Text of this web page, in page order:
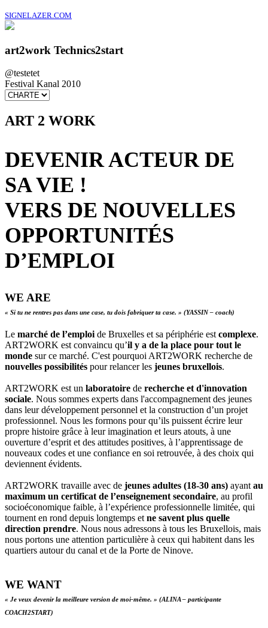
SIGNELAZER.COM
art2work Technics2start
@testetet
Festival Kanal 2010
ART 2 WORK
DEVENIR ACTEUR DE
SA VIE !
VERS DE NOUVELLES
OPPORTUNITÉS
D’EMPLOI
WE ARE
« Si tu ne rentres pas dans une case, tu dois fabriquer ta case. » (YASSIN – coach)
Le marché de l’emploi de Bruxelles et sa périphérie est complexe.
ART2WORK est convaincu qu’il y a de la place pour tout le
monde sur ce marché. C'est pourquoi ART2WORK recherche de
nouvelles possibilités pour relancer les jeunes bruxellois.
ART2WORK est un laboratoire de recherche et d'innovation
sociale. Nous sommes experts dans l'accompagnement des jeunes
dans leur développement personnel et la construction d’un projet
professionnel. Nous les formons pour qu’ils puissent écrire leur
propre histoire grâce à leur imagination et leurs atouts, à une
ouverture d’esprit et des attitudes positives, à l’apprentissage de
nouveaux codes et une confiance en soi retrouvée, à des choix qui
deviennent évidents.
ART2WORK travaille avec de jeunes adultes (18-30 ans) ayant au
maximum un certificat de l’enseignement secondaire, au profil
socioéconomique faible, à l’expérience professionnelle limitée, qui
tournent en rond depuis longtemps et ne savent plus quelle
direction prendre. Nous nous adressons à tous les Bruxellois, mais
nous portons une attention particulière à ceux qui habitent dans les
quartiers autour du canal et de la Porte de Ninove.
WE WANT
« Je veux devenir la meilleure version de moi-même. » (ALINA – participante
COACH2START)